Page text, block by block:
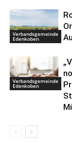
Verbandsgemeinde
Edenkoben
Verbandsgemeinde
Edenkoben